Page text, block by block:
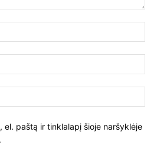
el. paštą ir tinklalapį šioje naršyklėje